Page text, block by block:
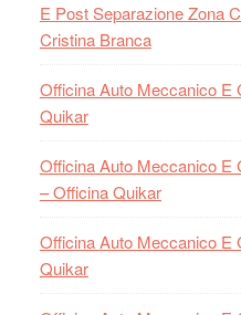
E Post Separazione Zona
Cristina Branca
Officina Auto Meccanico E
Quikar
Officina Auto Meccanico E
– Officina Quikar
Officina Auto Meccanico E
Quikar